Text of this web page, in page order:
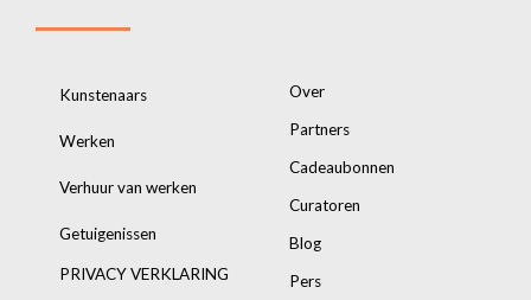
Kunstenaars
Werken
Verhuur van werken
Getuigenissen
PRIVACY VERKLARING
Over
Partners
Cadeaubonnen
Curatoren
Blog
Pers